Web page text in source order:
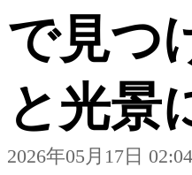
で見つ
と光景
2026年05月17日 02:04